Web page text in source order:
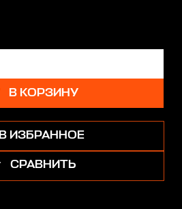
В КОРЗИНУ
В ИЗБРАННОЕ
СРАВНИТЬ